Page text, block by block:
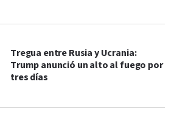
Tregua entre Rusia y Ucrania:
Trump anunció un alto al fuego por
tres días